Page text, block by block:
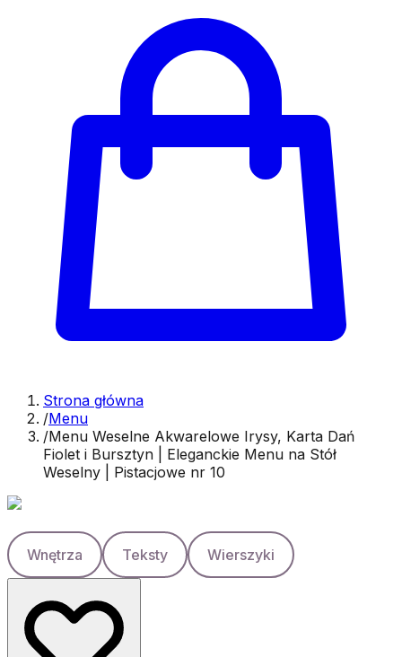
Strona główna
/Menu
/Menu Weselne Akwarelowe Irysy, Karta Dań
Fiolet i Bursztyn | Eleganckie Menu na Stół
Weselny | Pistacjowe nr 10
Wnętrza Teksty Wierszyki